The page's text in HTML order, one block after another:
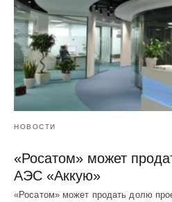
НОВОСТИ
«Росатом» может
АЭС «Аккую»
«Росатом» может продать долю